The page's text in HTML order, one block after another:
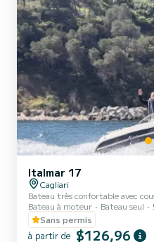
Italmar 17
Cagliari
Bateau très confortable avec
Bateau à moteur
Bateau seul
Sans permis
à partir de $126,96